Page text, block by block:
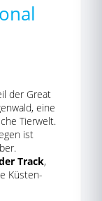
der Great
eine
Tierwelt.
ist
Track,
Küsten-